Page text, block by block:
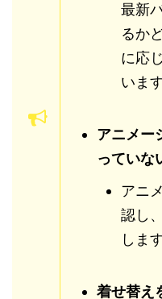
最新
るか
に応
います
アニメー
っていな
アニ
認し
します
着せ替え